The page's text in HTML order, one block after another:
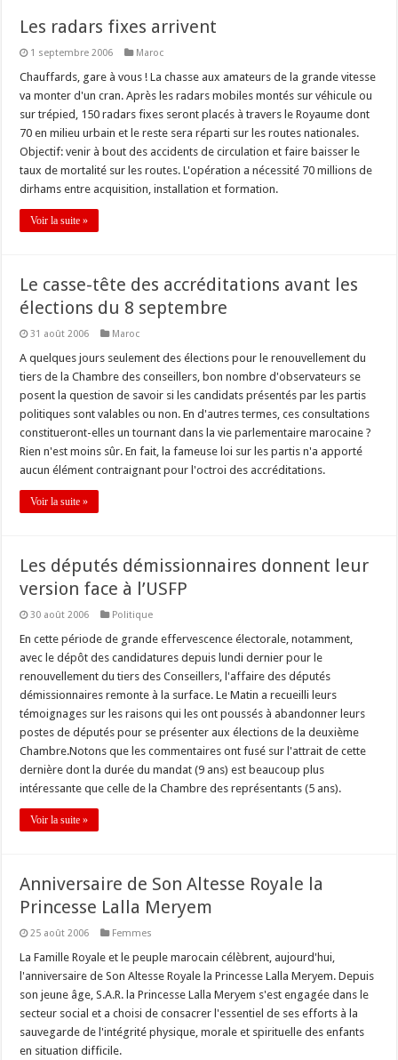
Les radars fixes arrivent
1 septembre 2006 Maroc
Chauffards, gare à vous ! La chasse aux amateurs de la grande vitesse
va monter d'un cran. Après les radars mobiles montés sur véhicule ou
sur trépied, 150 radars fixes seront placés à travers le Royaume dont
70 en milieu urbain et le reste sera réparti sur les routes nationales.
Objectif: venir à bout des accidents de circulation et faire baisser le
taux de mortalité sur les routes. L'opération a nécessité 70 millions de
dirhams entre acquisition, installation et formation.
Voir la suite »
Le casse-tête des accréditations avant les
élections du 8 septembre
31 août 2006 Maroc
A quelques jours seulement des élections pour le renouvellement du
tiers de la Chambre des conseillers, bon nombre d'observateurs se
posent la question de savoir si les candidats présentés par les partis
politiques sont valables ou non. En d'autres termes, ces consultations
constitueront-elles un tournant dans la vie parlementaire marocaine ?
Rien n'est moins sûr. En fait, la fameuse loi sur les partis n'a apporté
aucun élément contraignant pour l'octroi des accréditations.
Voir la suite »
Les députés démissionnaires donnent leur
version face à l’USFP
30 août 2006 Politique
En cette période de grande effervescence électorale, notamment,
avec le dépôt des candidatures depuis lundi dernier pour le
renouvellement du tiers des Conseillers, l'affaire des députés
démissionnaires remonte à la surface. Le Matin a recueilli leurs
témoignages sur les raisons qui les ont poussés à abandonner leurs
postes de députés pour se présenter aux élections de la deuxième
Chambre.Notons que les commentaires ont fusé sur l'attrait de cette
dernière dont la durée du mandat (9 ans) est beaucoup plus
intéressante que celle de la Chambre des représentants (5 ans).
Voir la suite »
Anniversaire de Son Altesse Royale la
Princesse Lalla Meryem
25 août 2006 Femmes
La Famille Royale et le peuple marocain célèbrent, aujourd'hui,
l'anniversaire de Son Altesse Royale la Princesse Lalla Meryem. Depuis
son jeune âge, S.A.R. la Princesse Lalla Meryem s'est engagée dans le
secteur social et a choisi de consacrer l'essentiel de ses efforts à la
sauvegarde de l'intégrité physique, morale et spirituelle des enfants
en situation difficile.